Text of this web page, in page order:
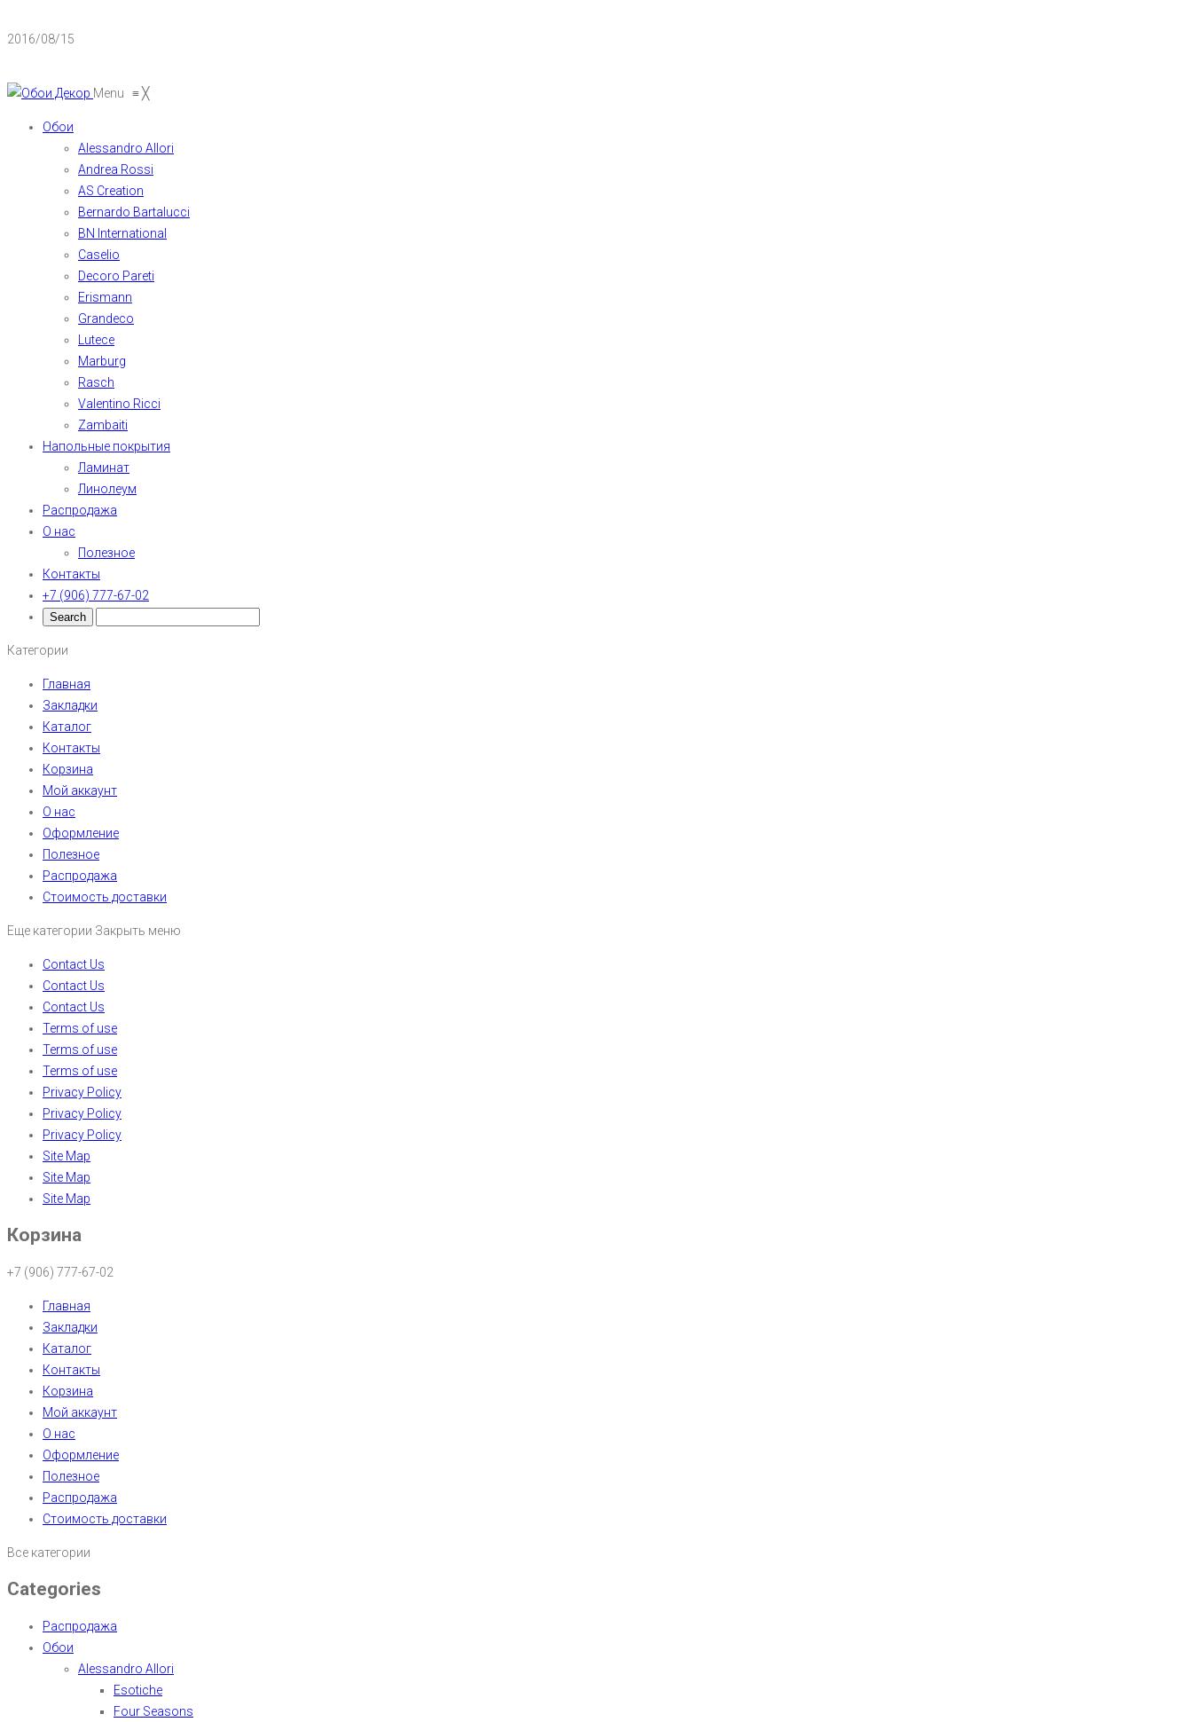
2016/08/15
Menu ≡╳
Обои
Alessandro Allori
Andrea Rossi
AS Creation
Bernardo Bartalucci
BN International
Caselio
Decoro Pareti
Erismann
Grandeco
Lutece
Marburg
Rasch
Valentino Ricci
Zambaiti
Напольные покрытия
Ламинат
Линолеум
Распродажа
О нас
Полезное
Контакты
+7 (906) 777-67-02
Категории
Главная
Закладки
Каталог
Контакты
Корзина
Мой аккаунт
О нас
Оформление
Полезное
Распродажа
Стоимость доставки
Еще категории Закрыть меню
Contact Us
Contact Us
Contact Us
Terms of use
Terms of use
Terms of use
Privacy Policy
Privacy Policy
Privacy Policy
Site Map
Site Map
Site Map
Корзина
+7 (906) 777-67-02
Главная
Закладки
Каталог
Контакты
Корзина
Мой аккаунт
О нас
Оформление
Полезное
Распродажа
Стоимость доставки
Все категории
Categories
Распродажа
Обои
Alessandro Allori
Esotiche
Four Seasons